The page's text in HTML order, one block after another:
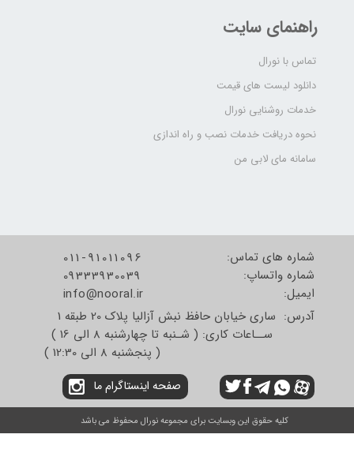
راهنمای سایت
تماس با نورال
دانلود لیست های قیمت
خدمات روشنایی نورال
نحوه دریافت خدمات نصب و راه اندازی
سامانه مای لابی من
شماره های تماس:
شماره واتساپ:
​​​​​​​ایمیل:
011-91011096
09333930039
info@nooral.ir
آدرس: ساری خیابان حافظ نبش آزالیا پلاک 20 طبقه 1
ســاعات کاری: ( شـنبه تا چهارشنبه 8 الی 16 )
( پنجشنبه 8 الی 12:30 )
صفحه اینستاگرام ما
کلیه حقوق این وبسایت برای مجموعه نورال محفوظ می باشد